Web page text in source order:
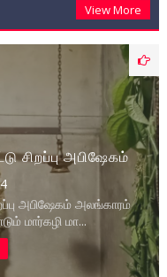
View More
சிறப்பு அபிஷேகம்
அபிஷேகம் அலங்காரம்
மார்கழி மா...